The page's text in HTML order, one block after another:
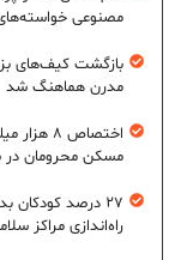
مصنوعی
بازگشت کیف‌های
مدرن هماهنگ شد
اختصاص
مسکن محرومان در
۲۷ درصد
راه‌اندازی مراکز